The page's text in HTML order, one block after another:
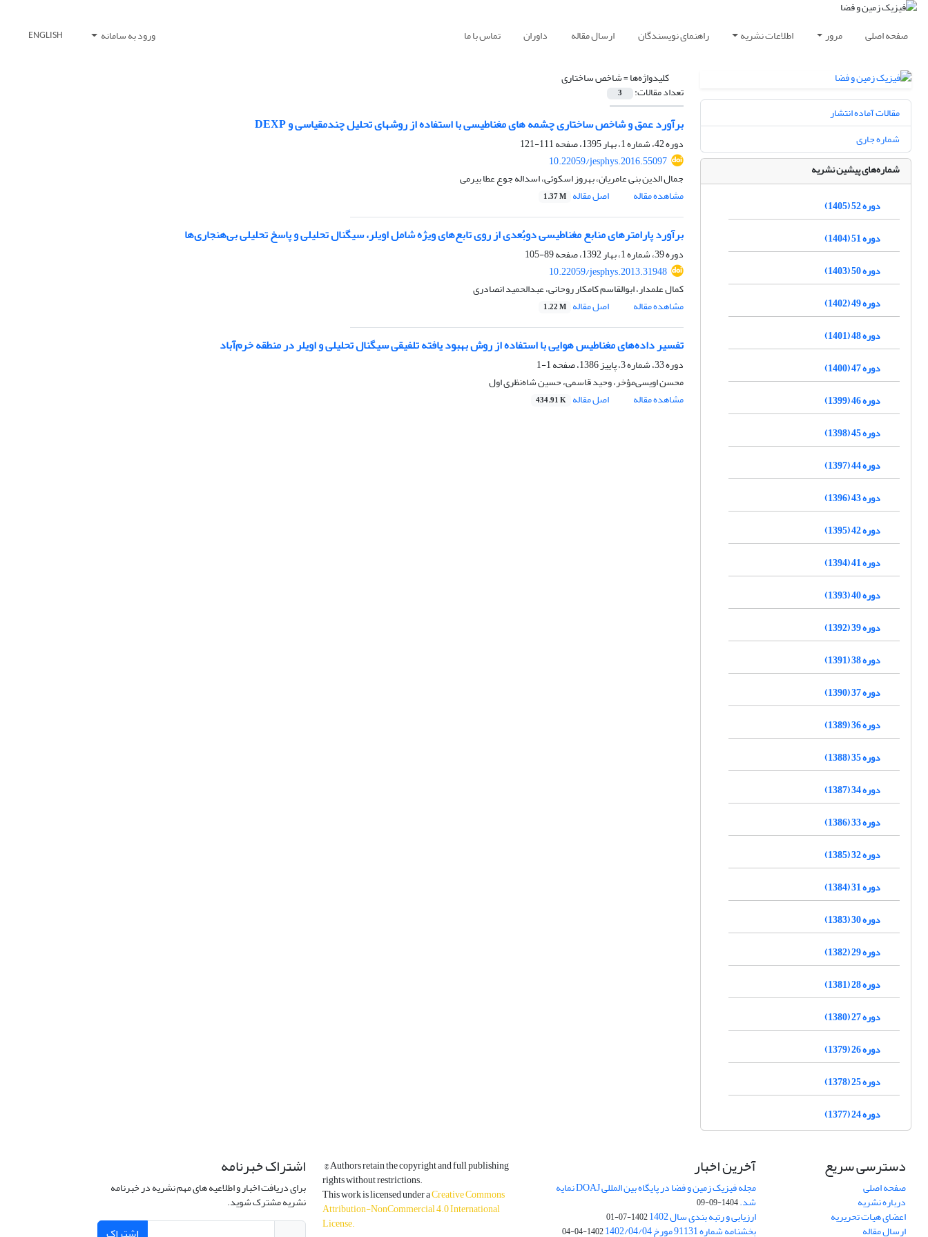
صفحه اصلی مرور اطلاعات نشریه راهنمای نویسندگان ارسال مقاله داوران تماس با ما ورود به سامانه ENGLISH
کلیدواژه‌ها =شاخص ساختاری
تعداد مقالات: 3
برآورد عمق و شاخص ساختاری چشمه‏ های مغناطیسی با استفاده از روش‏های تحلیل چندمقیاسی و DEXP
دوره 42، شماره 1، بهار 1395، صفحه
111-121
10.22059/jesphys.2016.55097
جمال الدین بنی عامریان، بهروز اسکوئی، اسداله جوع عطا بیرمی
مشاهده مقاله
اصل مقاله 1.37 M
برآورد پارامترهای منابع مغناطیسی دوبُعدی از روی تابع‌های ویژه شامل اویلر، سیگنال تحلیلی و پاسخ تحلیلی بی‌هنجاری‌ها
دوره 39، شماره 1، بهار 1392، صفحه
89-105
10.22059/jesphys.2013.31948
کمال علمدار، ابوالقاسم کامکار روحانی، عبدالحمید انصادری
مشاهده مقاله
اصل مقاله 1.22 M
تفسیر داده‌های مغناطیس هوایی با استفاده از روش بهبود یافته تلفیقی سیگنال تحلیلی و اویلر در منطقه خرم‌آباد
دوره 33، شماره 3، پاییز 1386، صفحه
1-1
محسن اویسی‌مؤخر، وحید قاسمی، حسین شاه‌نظری اول
مشاهده مقاله
اصل مقاله 434.91 K
مقالات آماده انتشار
شماره جاری
شماره‌های پیشین نشریه
دوره 52 (1405)
دوره 51 (1404)
دوره 50 (1403)
دوره 49 (1402)
دوره 48 (1401)
دوره 47 (1400)
دوره 46 (1399)
دوره 45 (1398)
دوره 44 (1397)
دوره 43 (1396)
دوره 42 (1395)
دوره 41 (1394)
دوره 40 (1393)
دوره 39 (1392)
دوره 38 (1391)
دوره 37 (1390)
دوره 36 (1389)
دوره 35 (1388)
دوره 34 (1387)
دوره 33 (1386)
دوره 32 (1385)
دوره 31 (1384)
دوره 30 (1383)
دوره 29 (1382)
دوره 28 (1381)
دوره 27 (1380)
دوره 26 (1379)
دوره 25 (1378)
دوره 24 (1377)
دسترسی سریع
صفحه اصلی
درباره نشریه
اعضای هیات تحریریه
ارسال مقاله
آخرین اخبار
مجله فیزیک زمین و فضا در پایگاه بین المللی DOAJ نمایه
شد.1404-09-09
ارزیابی و رتبه بندی سال 1402 1402-07-01
بخشنامه شماره 91131 مورخ 1402/04/04 1402-04-04
© Authors retain the copyright and full publishing
rights without restrictions.
This work is licensed under aCreative Commons
Attribution-NonCommercial 4.0 International
License.
اشتراک خبرنامه
برای دریافت اخبار و اطلاعیه های مهم نشریه در خبرنامه
نشریه مشترک شوید.